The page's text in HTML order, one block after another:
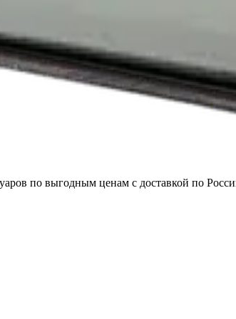
по выгодным ценам с доставкой по